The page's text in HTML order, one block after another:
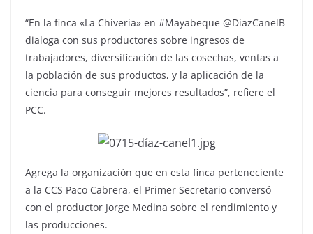
“En la finca «La Chiveria» en #Mayabeque @DiazCanelB
dialoga con sus productores sobre ingresos de
trabajadores, diversificación de las cosechas, ventas a
la población de sus productos, y la aplicación de la
ciencia para conseguir mejores resultados”, refiere el
PCC.
Agrega la organización que en esta finca perteneciente
a la CCS Paco Cabrera, el Primer Secretario conversó
con el productor Jorge Medina sobre el rendimiento y
las producciones.